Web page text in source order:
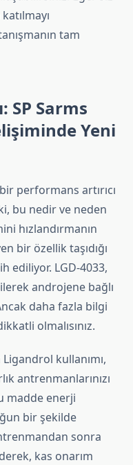
tam
SP Sarms
Yeni
performans artırıcı
bu nedir ve neden
hızlandırmanın
bir özellik taşıdığı
ediliyor. LGD-4033,
androjene bağlı
daha fazla bilgi
olmalısınız.
kullanımı,
antrenmanlarınızı
madde enerji
bir şekilde
sonra
kas onarım